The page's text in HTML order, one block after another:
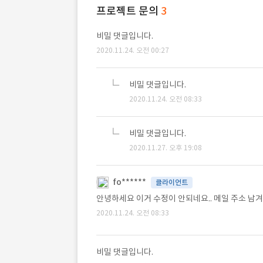
프로젝트 문의 3
비밀 댓글입니다.
2020.11.24. 오전 00:27
비밀 댓글입니다.
2020.11.24. 오전 08:33
비밀 댓글입니다.
2020.11.27. 오후 19:08
fo****** 클라이언트
안녕하세요 이거 수정이 안되네요.. 메일 주소 남
2020.11.24. 오전 08:33
비밀 댓글입니다.